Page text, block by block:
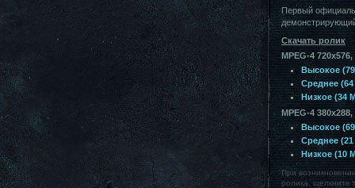
Первый
Скачать ролик
MPEG-4
Высокое
Среднее (64
Низкое (34
MPEG-4
Высокое
Среднее (21
Низкое (10
При
ролика, щелкните